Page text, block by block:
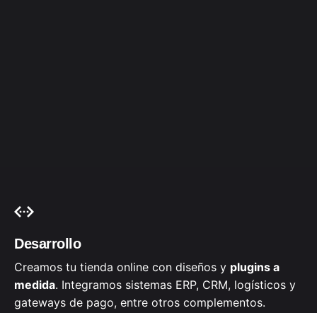
Desarrollo
Creamos tu tienda online con diseños y plugins a
medida. Integramos sistemas ERP, CRM, logísticos y
gateways de pago, entre otros complementos.